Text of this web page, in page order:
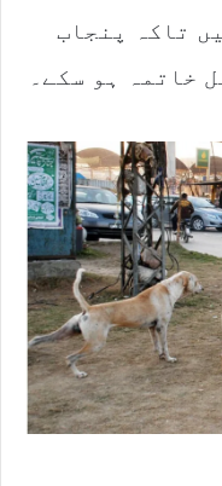
تاکہ پنجاب
خاتمہ ہو سکے۔